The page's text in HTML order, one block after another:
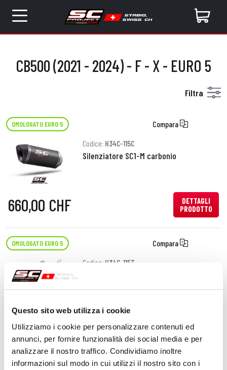
Questo sito web utilizza i cookie
Utilizziamo i cookie per personalizzare contenuti ed
annunci, per fornire funzionalità dei social media e per
analizzare il nostro traffico. Condividiamo inoltre
informazioni sul modo in cui utilizzi il nostro sito con i
CB500 (2021 - 2024) - F - X - EURO 5
Filtra
OMOLOGATO EURO 5 Compara
Codice: H34C-115C
Silenziatore SC1-M carbonio
660,00 CHF
DETTAGLI
PRODOTTO
OMOLOGATO EURO 5 Compara
Codice: H34C-115T
660,00 CHF
PRODOTTO
OMOLOGATO EURO 5 Compara